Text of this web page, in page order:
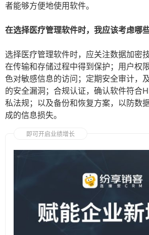
者能够方便地使用软件。
在选择医疗管理软件时，我应该考虑哪
选择医疗管理软件时，应关注数据加密
在传输和存储过程中得到保护；用户权
色对敏感信息的访问；定期安全审计，
的安全漏洞；合规认证，确认软件符合
私法规；以及备份和恢复方案，以防数
成的信息损失。
即可开启业绩增长